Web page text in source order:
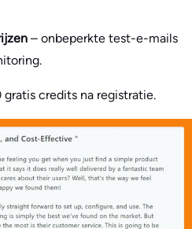
– onbeperkte test-e-mails
credits na registratie.